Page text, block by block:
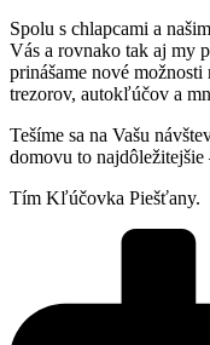
Spolu s chlapcami a
Vás a rovnako tak aj my
prinášame nové
trezorov, autokľúčov a
Tešíme sa na Vašu
domovu to najdôležitejšie
Tím Kľúčovka Piešťany.